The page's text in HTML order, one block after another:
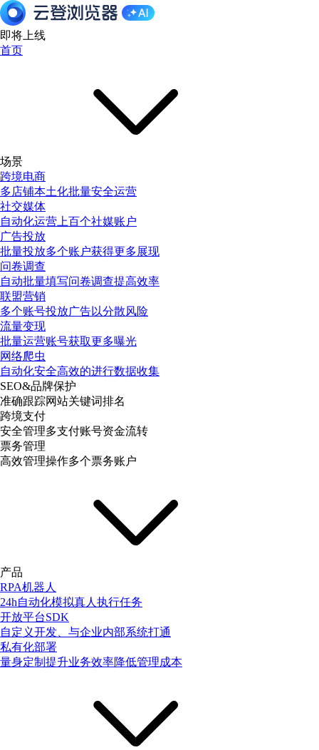
即将上线
首页
场景
跨境电商
多店铺本土化批量安全运营
社交媒体
自动化运营上百个社媒账户
广告投放
批量投放多个账户获得更多展现
问卷调查
自动批量填写问卷调查提高效率
联盟营销
多个账号投放广告以分散风险
流量变现
批量运营账号获取更多曝光
网络爬虫
自动化安全高效的进行数据收集
SEO&品牌保护
准确跟踪网站关键词排名
跨境支付
安全管理多支付账号资金流转
票务管理
高效管理操作多个票务账户
产品
RPA机器人
24h自动化模拟真人执行任务
开放平台SDK
自定义开发、与企业内部系统打通
私有化部署
量身定制提升业务效率降低管理成本